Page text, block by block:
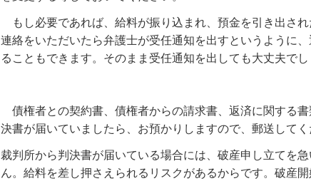
もし必要であれば、給料が振り込まれ、預金を引き出さ
連絡をいただいたら弁護士が受任通知を出すというように
ることもできます。そのまま受任通知を出しても大丈夫でし
債権者との契約書、債権者からの請求書、返済に関する書
決書が届いていましたら、お預かりしますので、郵送してく
裁判所から判決書が届いている場合には、破産申し立てを
ん。給料を差し押さえられるリスクがあるからです。破産